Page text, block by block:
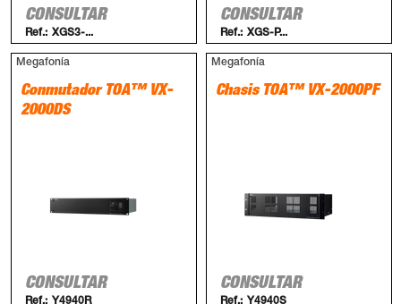
CONSULTAR
Ref.: XGS3-...
CONSULTAR
Ref.: XGS-P...
Megafonía
Conmutador TOA™ VX-
2000DS
CONSULTAR
Ref.: Y4940R
Megafonía
Chasis TOA™ VX-2000PF
CONSULTAR
Ref.: Y4940S